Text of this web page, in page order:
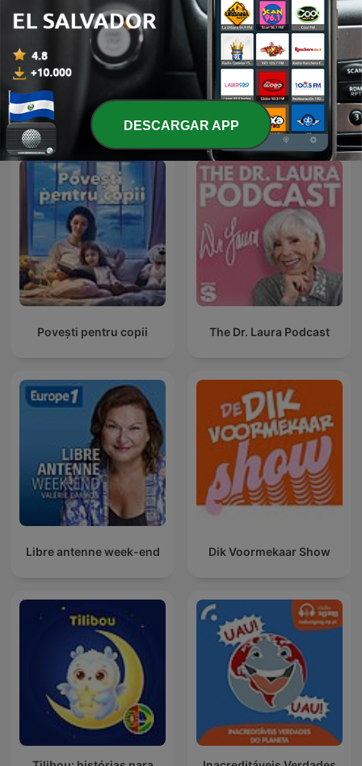
Those Oldies But Goodies
Podshow
!!MUSICA MAESTRO!!
TERAPIA MUSICAL PARA
NIÑOS DE HOY
Más podcasts internacionales de Para toda
la familia
Povești pentru copii The Dr. Laura Podcast
Libre antenne week-end Dik Voormekaar Show
DESCARGAR APP